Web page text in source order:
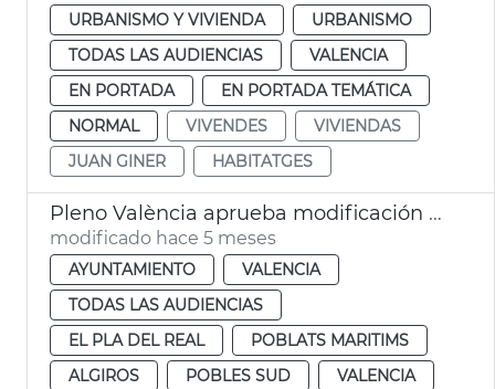
URBANISMO Y VIVIENDA
URBANISMO
TODAS LAS AUDIENCIAS
VALENCIA
EN PORTADA
EN PORTADA TEMÁTICA
NORMAL
VIVENDES
VIVIENDAS
JUAN GINER
HABITATGES
Pleno València aprueba modificación PGOU cambio uso parcelas Telefónica
modificado hace 5 meses
AYUNTAMIENTO
VALENCIA
TODAS LAS AUDIENCIAS
EL PLA DEL REAL
POBLATS MARITIMS
ALGIROS
POBLES SUD
VALENCIA